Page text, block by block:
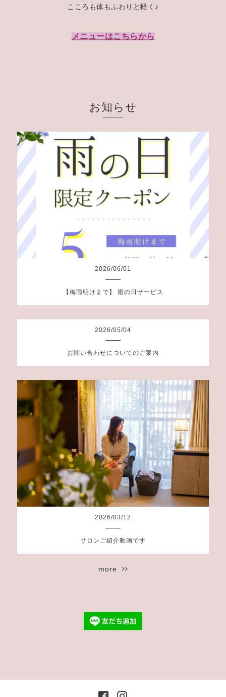
こころも体もふわりと軽く♪
メニューはこちらから
お知らせ
2026/06/01
【梅雨明けまで】 雨の日サービス
2026/05/04
お問い合わせについてのご案内
2026/03/12
サロンご紹介動画です
more